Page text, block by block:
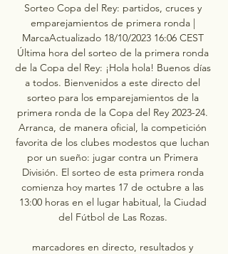
Sorteo Copa del Rey: partidos, cruces y
emparejamientos de primera ronda |
MarcaActualizado 18/10/2023 16:06 CEST
Última hora del sorteo de la primera ronda
de la Copa del Rey: ¡Hola hola! Buenos días
a todos. Bienvenidos a este directo del
sorteo para los emparejamientos de la
primera ronda de la Copa del Rey 2023-24.
Arranca, de manera oficial, la competición
favorita de los clubes modestos que luchan
por un sueño: jugar contra un Primera
División. El sorteo de esta primera ronda
comienza hoy martes 17 de octubre a las
13:00 horas en el lugar habitual, la Ciudad
del Fútbol de Las Rozas.
marcadores en directo, resultados y